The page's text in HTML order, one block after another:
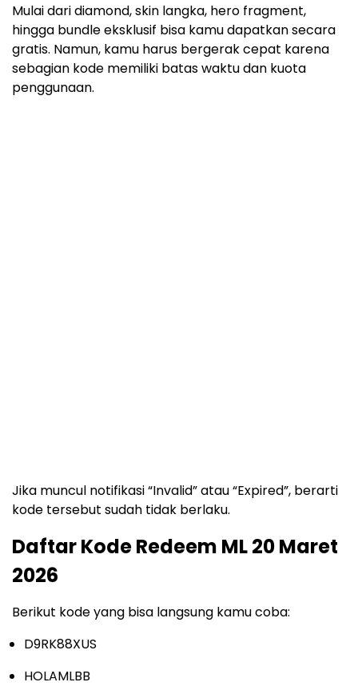
Mulai dari diamond, skin langka, hero fragment,
hingga bundle eksklusif bisa kamu dapatkan secara
gratis. Namun, kamu harus bergerak cepat karena
sebagian kode memiliki batas waktu dan kuota
penggunaan.
Jika muncul notifikasi “Invalid” atau “Expired”, berarti
kode tersebut sudah tidak berlaku.
Daftar Kode Redeem ML 20 Maret
2026
Berikut kode yang bisa langsung kamu coba:
D9RK88XUS
HOLAMLBB